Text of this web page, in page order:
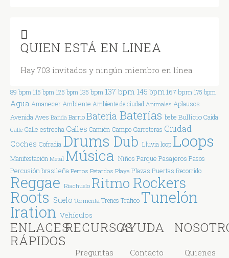
QUIEN ESTÁ EN LINEA
Hay 703 invitados y ningún miembro en línea
89 bpm 115 bpm 125 bpm 135 bpm 137 bpm 145 bpm167 bpm175 bpm
Agua Amanecer Ambiente Ambiente de ciudad Animales Aplausos
Avenida Aves Banda BarrioBateria Baterías bebe BullicioCaida
Calle Calle estrecha Calles Camión Campo Carreteras Ciudad
Coches Cofradía Drums Dub Lluvia loop Loops
Manifestación Metal Música Niños Parque Pasajeros Pasos
Percusión brasileña Perros Petardos Playa Plazas Puertas Recorrido
Reggae Riachuelo Ritmo Rockers
Roots Suelo Tormenta Trenes Tráfico Tunelón
Iration Vehículos
ENLACES
RÁPIDOS
RECURSOS
Preguntas
AYUDA
Contacto
Quienes